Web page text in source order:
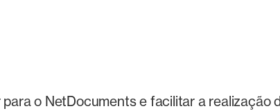
o NetDocuments e facilitar a realização